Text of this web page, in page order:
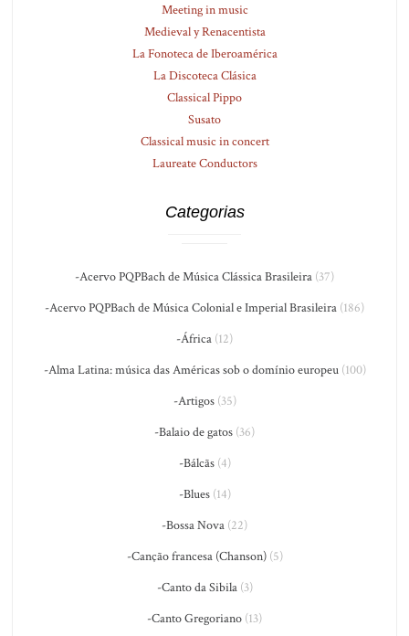
Meeting in music
Medieval y Renacentista
La Fonoteca de Iberoamérica
La Discoteca Clásica
Classical Pippo
Susato
Classical music in concert
Laureate Conductors
Categorias
-Acervo PQPBach de Música Clássica Brasileira (37)
-Acervo PQPBach de Música Colonial e Imperial Brasileira (186)
-África (12)
-Alma Latina: música das Américas sob o domínio europeu(100)
-Artigos(35)
-Balaio de gatos (36)
-Bálcãs(4)
-Blues(14)
-Bossa Nova (22)
-Canção francesa (Chanson)(5)
-Canto da Sibila(3)
-Canto Gregoriano (13)